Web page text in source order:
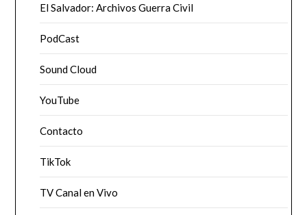
El Salvador: Archivos Guerra Civil
PodCast
Sound Cloud
YouTube
Contacto
TikTok
TV Canal en Vivo